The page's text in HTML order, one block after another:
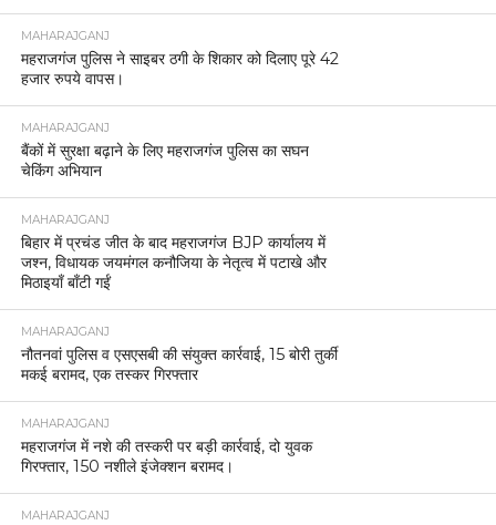
MAHARAJGANJ
महराजगंज पुलिस ने साइबर ठगी के शिकार को दिलाए पूरे 42
हजार रुपये वापस।
MAHARAJGANJ
बैंकों में सुरक्षा बढ़ाने के लिए महराजगंज पुलिस का सघन
चेकिंग अभियान
MAHARAJGANJ
बिहार में प्रचंड जीत के बाद महराजगंज BJP कार्यालय में
जश्न, विधायक जयमंगल कनौजिया के नेतृत्व में पटाखे और
मिठाइयाँ बाँटी गईं
MAHARAJGANJ
नौतनवां पुलिस व एसएसबी की संयुक्त कार्रवाई, 15 बोरी तुर्की
मकई बरामद, एक तस्कर गिरफ्तार
MAHARAJGANJ
महराजगंज में नशे की तस्करी पर बड़ी कार्रवाई, दो युवक
गिरफ्तार, 150 नशीले इंजेक्शन बरामद।
MAHARAJGANJ